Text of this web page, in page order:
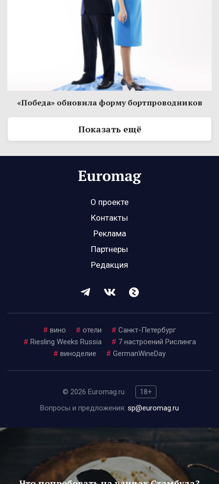
«Победа» обновила форму бортпроводников
Показать ещё
О проекте
Контакты
Реклама
Партнеры
Редакция
# вино # отели # Санкт-Петербург
# Riesling Weeks Russia # 7 настроений Рислинга
# виноделие # GermanWineDay
© 2026 Euromag.ru
18+
Вопросы и предложения: sp@euromag.ru